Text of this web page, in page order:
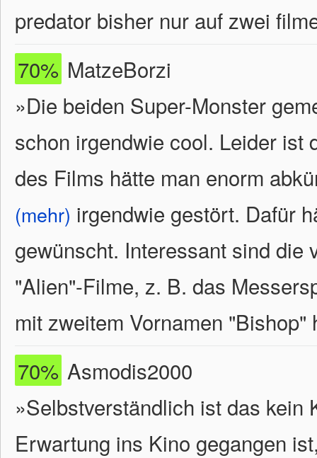
predator bisher nur auf zwei
70% MatzeBorzi
»Die beiden Super-Monster
schon irgendwie cool. Leider ist
des Films hätte man enorm
(mehr) irgendwie gestört. Dafür
gewünscht. Interessant sind die
"Alien"-Filme, z. B. das
mit zweitem Vornamen "Bishop"
70% Asmodis2000
»Selbstverständlich ist das
Erwartung ins Kino gegangen